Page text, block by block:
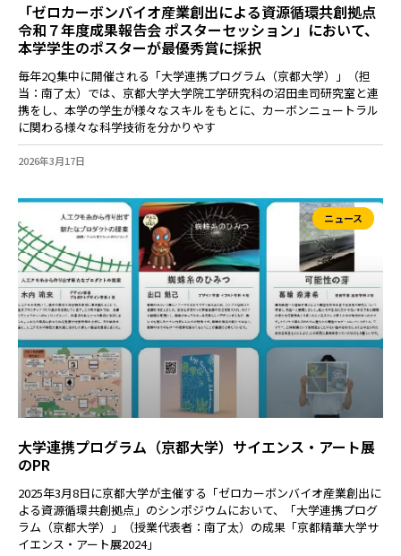
「ゼロカーボンバイオ産業創出による資源循環共創拠点
令和７年度成果報告会 ポスターセッション」において、
本学学生のポスターが最優秀賞に採択
毎年2Q集中に開催される「大学連携プログラム（京都大学）」（担
当：南了太）では、京都大学大学院工学研究科の沼田圭司研究室と連
携をし、本学の学生が様々なスキルをもとに、カーボンニュートラル
に関わる様々な科学技術を分かりやす
2026年3月17日
ニュース
大学連携プログラム（京都大学）サイエンス・アート展
のPR
2025年3月8日に京都大学が主催する「ゼロカーボンバイオ産業創出に
よる資源循環共創拠点」のシンポジウムにおいて、「大学連携プログ
ラム（京都大学）」（授業代表者：南了太）の成果「京都精華大学サ
イエンス・アート展2024」